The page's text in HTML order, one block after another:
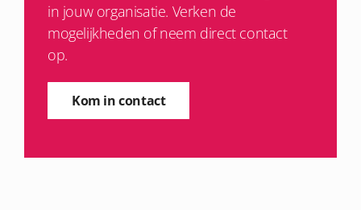
in jouw organisatie. Verken de
mogelijkheden of neem direct contact
op.
Kom in contact